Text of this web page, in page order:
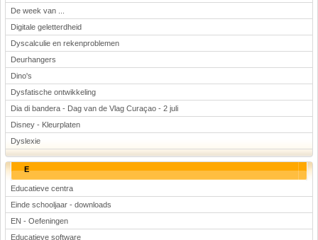
De week van ...
Digitale geletterdheid
Dyscalculie en rekenproblemen
Deurhangers
Dino's
Dysfatische ontwikkeling
Dia di bandera - Dag van de Vlag Curaçao - 2 juli
Disney - Kleurplaten
Dyslexie
E
Educatieve centra
Einde schooljaar - downloads
EN - Oefeningen
Educatieve software